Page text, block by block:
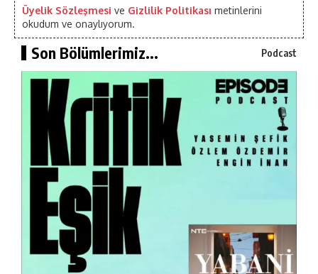
Üyelik Sözleşmesi ve Gizlilik Politikası metinlerini
okudum ve onaylıyorum.
Son Bölümlerimiz... Podcast